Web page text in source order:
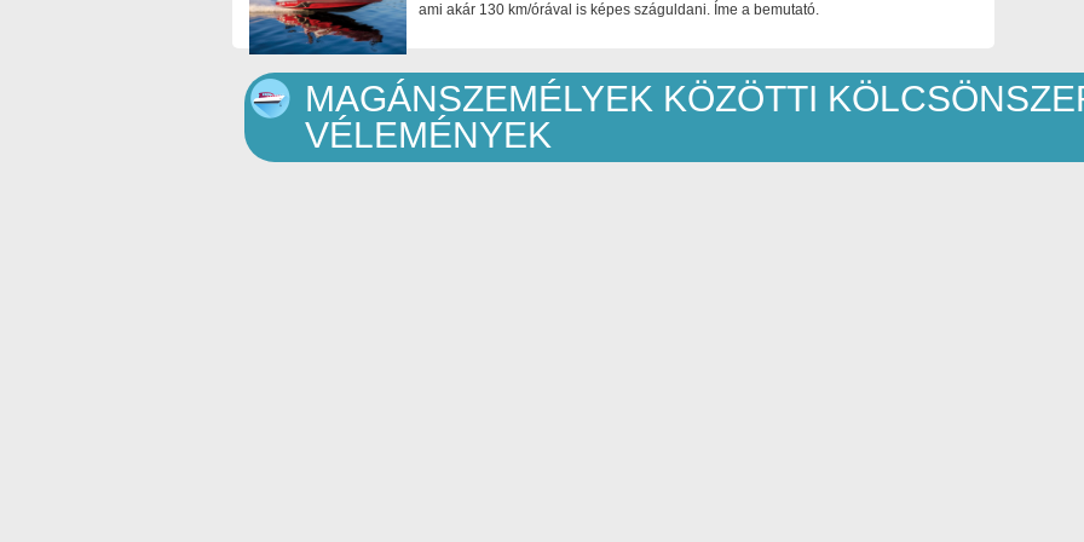
ami akár 130 km/órával is képes száguldani. Íme a bemutató.
MAGÁNSZEMÉLYEK KÖZÖTTI
VÉLEMÉNYEK